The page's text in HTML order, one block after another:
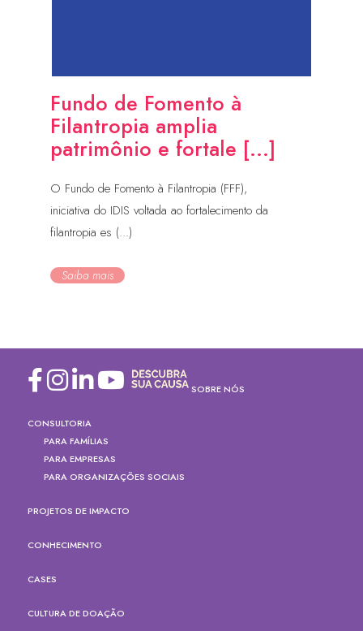
Fundo de Fomento à
Filantropia amplia
patrimônio e fortale [...]
O Fundo de Fomento à Filantropia (FFF),
iniciativa do IDIS voltada ao fortalecimento da
filantropia es (...)
Saiba mais
SOBRE NÓS
CONSULTORIA
PARA FAMÍLIAS
PARA EMPRESAS
PARA ORGANIZAÇÕES SOCIAIS
PROJETOS DE IMPACTO
CONHECIMENTO
CASES
CULTURA DE DOAÇÃO